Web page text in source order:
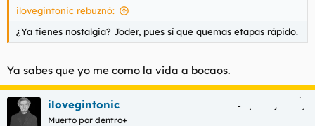
ilovegintonic rebuznó:
¿Ya tienes nostalgia? Joder, pues sí que quemas etapas rápido.
Ya sabes que yo me como la vida a bocaos.
ilovegintonic
Muerto por dentro+